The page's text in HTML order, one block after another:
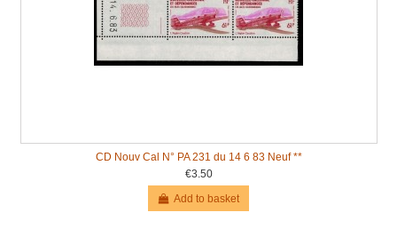
CD Nouv Cal N° PA 231 du 14 6 83 Neuf **
€3.50
Add to basket